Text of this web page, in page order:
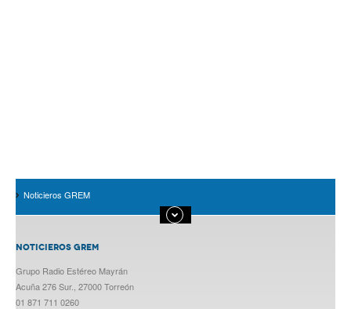
Noticieros GREM
NOTICIEROS GREM
Grupo Radio Estéreo Mayrán
Acuña 276 Sur., 27000 Torreón
01 871 711 0260